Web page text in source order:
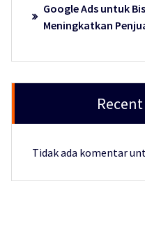
Google Ads untuk
Meningkatkan
Tidak ada komentar